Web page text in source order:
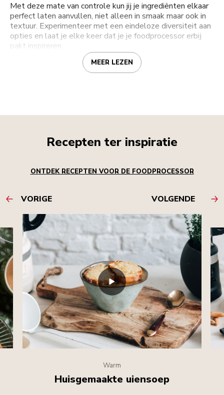
Met deze mate van controle kun jij je ingrediënten elkaar
perfect laten aanvullen, niet alleen in smaak maar ook in
textuur. Experimenteer met een eindeloze diversiteit aan
opties en laat je elke keer dat je je foodprocessor erbij
pakt inspireren.
MEER LEZEN
Recepten ter inspiratie
ONTDEK RECEPTEN VOOR DE FOODPROCESSOR
VORIGE VOLGENDE
Warm
Huisgemaakte uiensoep